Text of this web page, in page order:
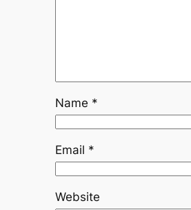
Name *
Email *
Website